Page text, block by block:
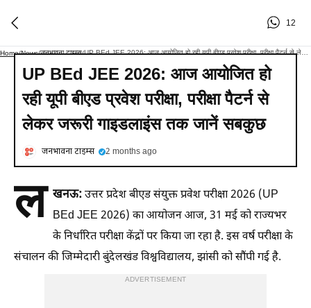
12
Home/News/जनभावना टाइम्स/
UP BEd JEE 2026: आज आयोजित हो
रही यूपी बीएड प्रवेश परीक्षा, परीक्षा पैटर्न से
लेकर जरूरी गाइडलाइंस तक जानें सबकुछ
जनभावना टाइम्स 2 months ago
ल खनऊ:उत्तर प्रदेश बीएड संयुक्त प्रवेश परीक्षा 2026 (UP
BEd JEE 2026) का आयोजन आज, 31 मई को राज्यभर
के निर्धारित परीक्षा केंद्रों पर किया जा रहा है. इस वर्ष परीक्षा के
संचालन की जिम्मेदारी बुंदेलखंड विश्वविद्यालय, झांसी को सौंपी गई है.
ADVERTISEMENT